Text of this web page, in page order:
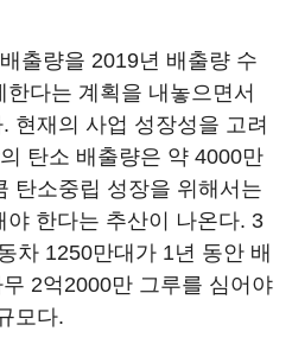
출량을 2019년 배출량 수
다는 계획을 내놓으면서
현재의 사업 성장성을 고려
탄소 배출량은 약 4000만
탄소중립 성장을 위해서는
한다는 추산이 나온다. 3
차 1250만대가 1년 동안 배
2억2000만 그루를 심어야
모다.